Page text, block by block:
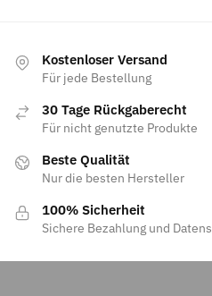
Kostenloser Versand
Für jede Bestellung
30 Tage Rückgaberecht
Für nicht genutzte Produkte
Beste Qualität
Nur die besten Hersteller
100% Sicherheit
Sichere Bezahlung und